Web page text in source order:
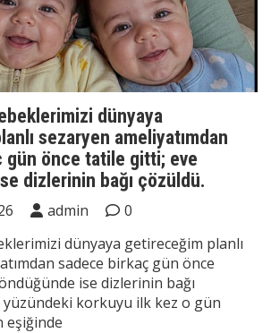
dünyaya
sezaryen ameliyatımdan
gün önce tatile gitti; eve
dizlerinin bağı çözüldü.
admin
0
dünyaya getireceğim planlı
sadece birkaç gün önce
ise dizlerinin bağı
yüzündeki korkuyu ilk kez o gün
eşiğinde